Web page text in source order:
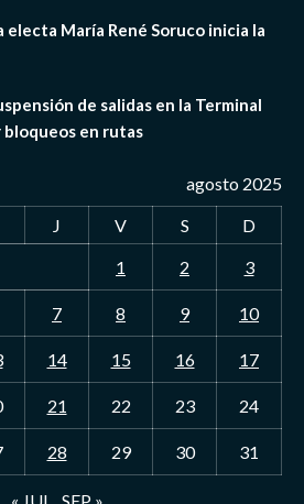
electa María René Soruco inicia la
de salidas en la Terminal
bloqueos en rutas
agosto 2025
J V S
D
1
2 3
7 8 9 10
14 15 16 17
21 22 23 24
28 29 30 31
« JUL SEP »